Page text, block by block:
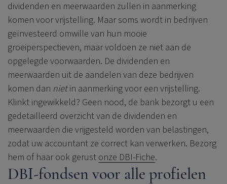
dividenden en meerwaarden zullen in aanmerking
komen voor vrijstelling. Maar soms wordt in bedrijven
geïnvesteerd omwille van hun mooie
groeiperspectieven, maar voldoen ze niet aan de
opgelegde voorwaarden. De dividenden en
meerwaarden uit de aandelen van deze bedrijven
komen dan nietin aanmerking voor een vrijstelling.
Klinkt ingewikkeld? Geen nood, de bank bezorgt u een
gedetailleerd overzicht van de dividenden en
meerwaarden die vrijgesteld worden van belastingen,
zodat uw accountant ze correct kan verwerken. Bezorg
hem of haar ook gerust onze DBI-Fiche.
DBI-fondsen voor alle profielen